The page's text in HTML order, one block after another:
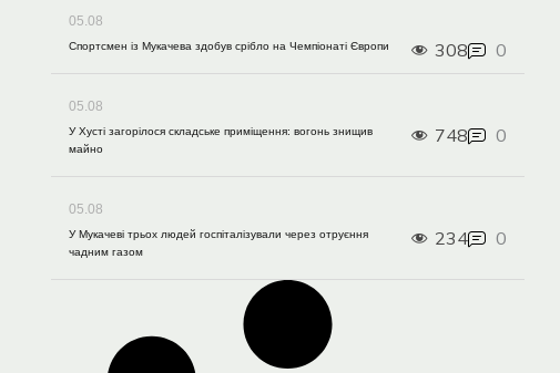
Спортсмен із Мукачева здобув срібло на Чемпіонаті Європи
05.08
308 0
У Хусті загорілося складське приміщення: вогонь знищив
майно
05.08
748 0
У Мукачеві трьох людей госпіталізували через отруєння
чадним газом
05.08
234 0